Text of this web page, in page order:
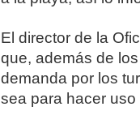
El director de la
que, además de
demanda por los
sea para hacer